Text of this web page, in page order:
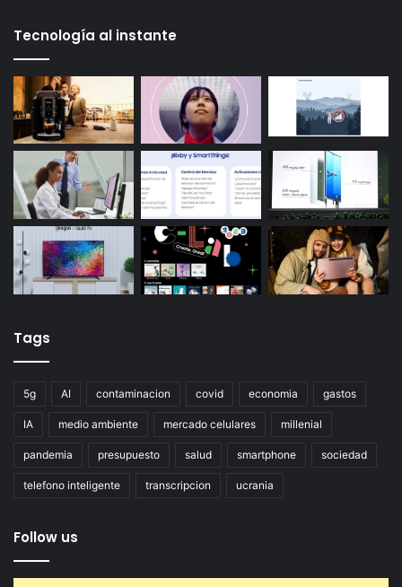
Tecnología al instante
Tags
5g AI contaminacion covid economia gastos
IA medio ambiente mercado celulares millenial
pandemia presupuesto salud smartphone sociedad
telefono inteligente transcripcion ucrania
Follow us